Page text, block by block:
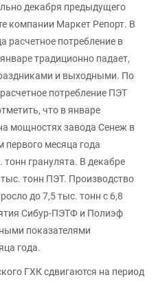
декабря предыдущего
компании Маркет Репорт. В
расчетное потребление в
традиционно падает,
и выходными. По
потребление ПЭТ
что в январе
мощностях завода Сенеж в
первого месяца года
гранулята. В декабре
тонн ПЭТ. Производство
до 7,5 тыс. тонн с 6,8
Сибур-ПЭТФ и Полиэф
показателями
года.
ГХК сдвигаются на период